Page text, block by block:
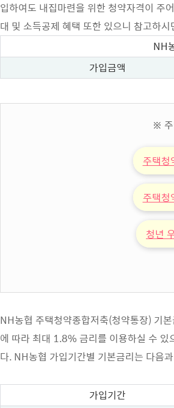
입하여도 내집마련을 위한 청약자격이 주
대 및 소득공제 혜택 또한 있으니 참고하시
NH
가입금액
※ 주
주택청
주택청
청년
NH농협 주택청약종합저축(청약통장) 기
에 따라 최대 1.8% 금리를 이용하실 수 있
다. NH농협 가입기간별 기본금리는 다음
가입기간